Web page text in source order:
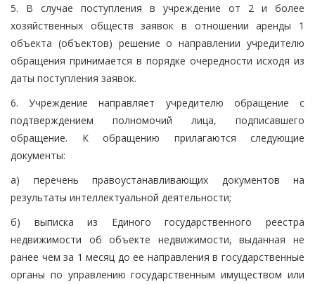
5. В случае поступления в учреждение от 2 и более
хозяйственных обществ заявок в отношении аренды 1
объекта (объектов) решение о направлении учредителю
обращения принимается в порядке очередности исходя из
даты поступления заявок.
6. Учреждение направляет учредителю обращение с
подтверждением полномочий лица, подписавшего
обращение. К обращению прилагаются следующие
документы:
а) перечень правоустанавливающих документов на
результаты интеллектуальной деятельности;
б) выписка из Единого государственного реестра
недвижимости об объекте недвижимости, выданная не
ранее чем за 1 месяц до ее направления в государственные
органы по управлению государственным имуществом или